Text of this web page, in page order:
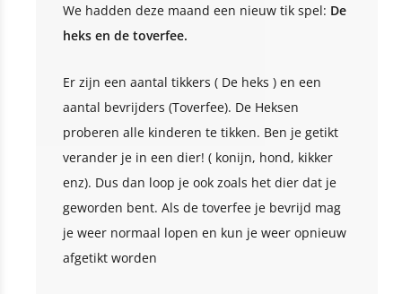
We hadden deze maand een nieuw tik spel: De
heks en de toverfee.
Er zijn een aantal tikkers ( De heks ) en een
aantal bevrijders (Toverfee). De Heksen
proberen alle kinderen te tikken. Ben je getikt
verander je in een dier! ( konijn, hond, kikker
enz). Dus dan loop je ook zoals het dier dat je
geworden bent. Als de toverfee je bevrijd mag
je weer normaal lopen en kun je weer opnieuw
afgetikt worden